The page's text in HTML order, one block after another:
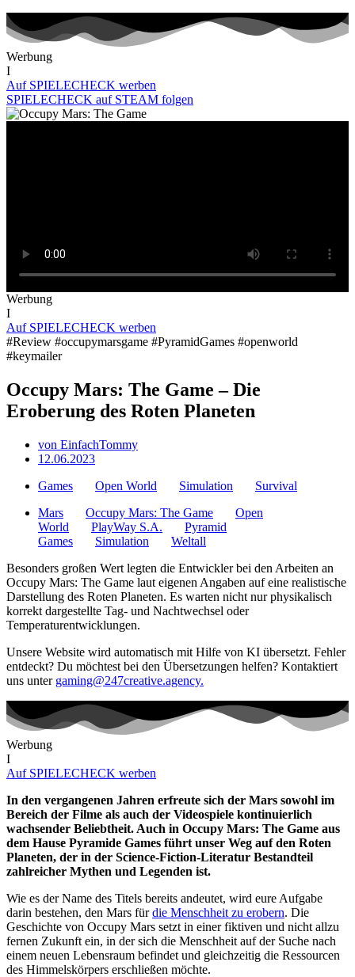
Werbung
I
Auf SPIELECHECK werben
SPIELECHECK auf STEAM folgen
Werbung
I
Auf SPIELECHECK werben
#Review #occupymarsgame #PyramidGames #openworld
#keymailer
Occupy Mars: The Game – Die
Eroberung des Roten Planeten
von EinfachTommy
12.06.2023
Games
Open World Simulation
Survival
Mars
Occupy Mars: The Game
Open
World
PlayWay S.A.
Pyramid
Games
Simulation
Weltall
Besonders großen Wert legten die Entwickler bei den Arbeiten an
Occupy Mars: The Game laut eigenen Angaben auf eine realistische
Darstellung des Roten Planeten. Es warten nicht nur physikalisch
korrekt dargestellte Tag- und Nachtwechsel oder
Temperaturentwicklungen.
Unsere Website wird automatisch mit Hilfe von KI übersetzt. Fehler
entdeckt? Du möchtest bei den Übersetzungen helfen? Kontaktiert
uns unter gaming@247creative.agency.
Werbung
I
Auf SPIELECHECK werben
In den vergangenen Jahren erfreute sich der Mars sowohl im
Bereich der Filme als auch der Videospiele kontinuierlich
wachsender Beliebtheit. Auch in Occupy Mars: The Game aus
dem Hause Pyramide Games führt unser Weg auf den Roten
Planeten, der in der Science-Fiction-Literatur Bestandteil
zahlreicher Mythen und Legenden ist.
Wie es der Name des Titels bereits andeutet, wird eure Aufgabe
darin bestehen, den Mars fürdie Menschheit zu erobern. Die
Geschichte von Occupy Mars setzt in einer fiktiven und nicht allzu
fernen Zukunft ein, in der sich die Menschheit auf der Suche nach
einem neuen Lebensraum befindet und gleichzeitig die Ressourcen
des Himmelskörpers erschließen möchte.